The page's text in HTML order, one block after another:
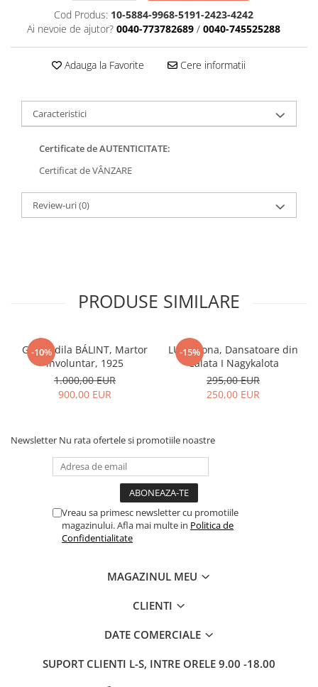
Cod Produs: 10-5884-9968-5191-2423-4242
Ai nevoie de ajutor? 0040-773782689 / 0040-745525288
Adauga la Favorite Cere informatii
Caracteristici
Certificate de AUTENTICITATE:
Certificat de VÂNZARE
Review-uri(0)
PRODUSE SIMILARE
-10%
Gyula Idila BÁLINT, Martor
involuntar, 1925
1.000,00 EUR
900,00 EUR
-15%
LUKA Ilona, Dansatoare din
Călata I Nagykalota
295,00 EUR
250,00 EUR
Newsletter Nu rata ofertele si promotiile noastre
Vreau sa primesc newsletter cu promotiile
magazinului. Afla mai multe in Politica de
Confidentialitate
MAGAZINUL MEU
CLIENTI
DATE COMERCIALE
SUPORT CLIENTI L-S, INTRE ORELE 9.00 -18.00